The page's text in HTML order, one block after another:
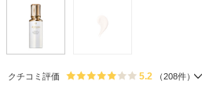
クチコミ評価 5.2 （208件）